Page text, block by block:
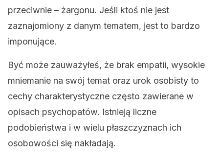
przeciwnie – żargonu. Jeśli ktoś nie jest
zaznajomiony z danym tematem, jest to bardzo
imponujące.
Być może zauważyłeś, że brak empatii, wysokie
mniemanie na swój temat oraz urok osobisty to
cechy charakterystyczne często zawierane w
opisach psychopatów. Istnieją liczne
podobieństwa i w wielu płaszczyznach ich
osobowości się nakładają.